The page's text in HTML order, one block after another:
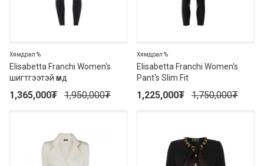
Elisabetta Franchi Women's
шигтгээтэй өмд
Хямдрал %
1,365,000₮ 1,950,000₮
Elisabetta Franchi Women's
Pant's Slim Fit
Хямдрал %
1,225,000₮ 1,750,000₮